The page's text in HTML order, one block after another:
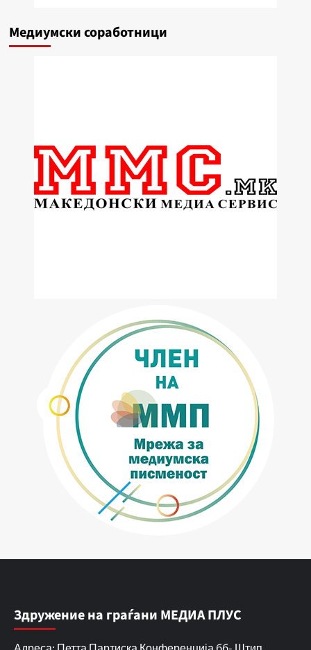
Медиумски соработници
Здружение на граѓани МЕДИА ПЛУС